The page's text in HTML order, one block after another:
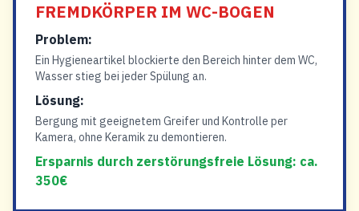
FREMDKÖRPER IM WC-BOGEN
Problem:
Ein Hygieneartikel blockierte den Bereich hinter dem WC,
Wasser stieg bei jeder Spülung an.
Lösung:
Bergung mit geeignetem Greifer und Kontrolle per
Kamera, ohne Keramik zu demontieren.
Ersparnis durch zerstörungsfreie Lösung: ca.
350€